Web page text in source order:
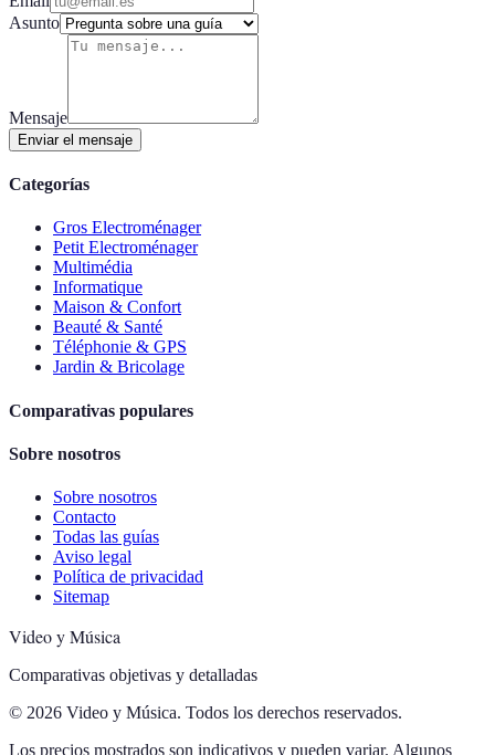
Asunto
Mensaje
Enviar el mensaje
Categorías
Gros Electroménager
Petit Electroménager
Multimédia
Informatique
Maison & Confort
Beauté & Santé
Téléphonie & GPS
Jardin & Bricolage
Comparativas populares
Sobre nosotros
Sobre nosotros
Contacto
Todas las guías
Aviso legal
Política de privacidad
Sitemap
Video y Música
Comparativas objetivas y detalladas
© 2026 Video y Música. Todos los derechos reservados.
Los precios mostrados son indicativos y pueden variar. Algunos